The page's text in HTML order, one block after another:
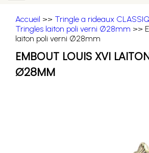
Accueil >> Tringle a rideaux
Tringles laiton poli verni Ø28mm >>
laiton poli verni Ø28mm
EMBOUT LOUIS XVI
Ø28MM